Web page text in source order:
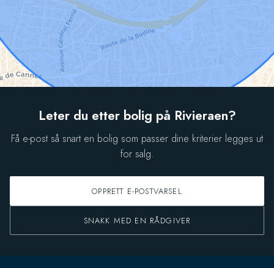
Leter du etter bolig på Rivieraen?
Få e-post så snart en bolig som passer dine kriterier legges ut
for salg.
OPPRETT E-POSTVARSEL
SNAKK MED EN RÅDGIVER